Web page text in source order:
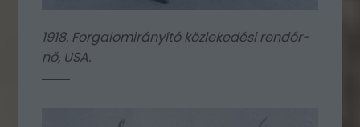
1918. Forgalomirányító közlekedési rendőr-
nő, USA.